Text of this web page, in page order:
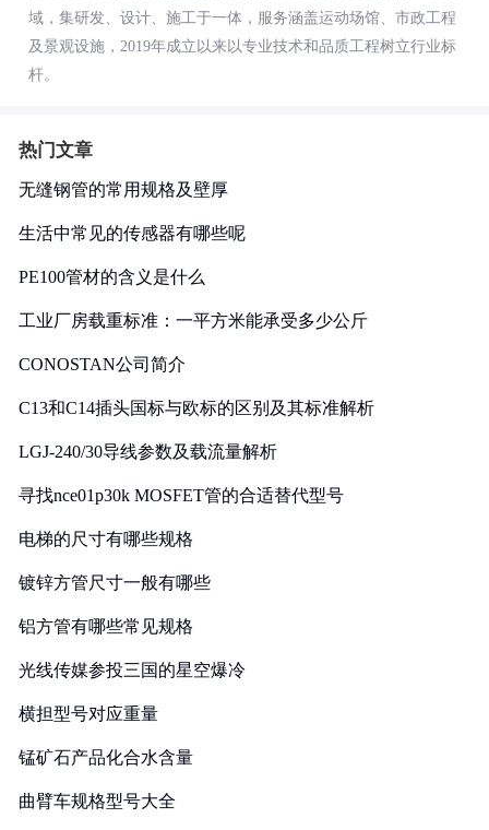
域，集研发、设计、施工于一体，服务涵盖运动场馆、市政工程
及景观设施，2019年成立以来以专业技术和品质工程树立行业标
杆。
热门文章
无缝钢管的常用规格及壁厚
生活中常见的传感器有哪些呢
PE100管材的含义是什么
工业厂房载重标准：一平方米能承受多少公斤
CONOSTAN公司简介
C13和C14插头国标与欧标的区别及其标准解析
LGJ-240/30导线参数及载流量解析
寻找nce01p30k MOSFET管的合适替代型号
电梯的尺寸有哪些规格
镀锌方管尺寸一般有哪些
铝方管有哪些常见规格
光线传媒参投三国的星空爆冷
横担型号对应重量
锰矿石产品化合水含量
曲臂车规格型号大全